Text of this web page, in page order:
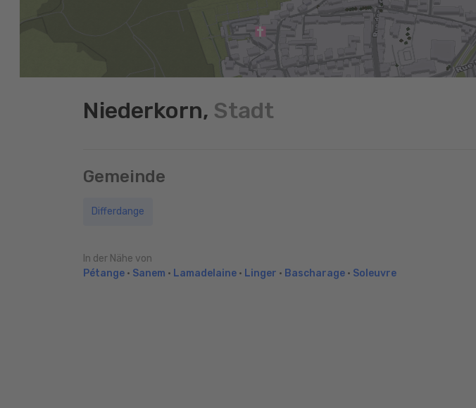
Niederkorn, Stadt
Gemeinde
Differdange
In der Nähe von
Pétange • Sanem • Lamadelaine • Linger • Bascharage • Soleuvre